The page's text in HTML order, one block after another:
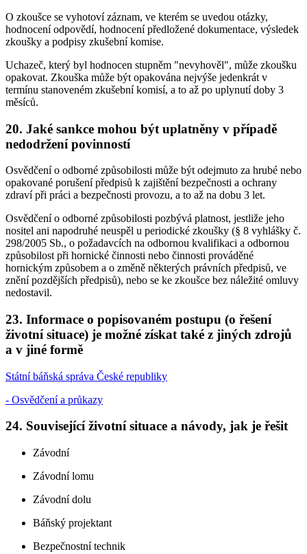
O zkoušce se vyhotoví záznam, ve kterém se uvedou otázky,
hodnocení odpovědí, hodnocení předložené dokumentace, výsledek
zkoušky a podpisy zkušební komise.
Uchazeč, který byl hodnocen stupněm "nevyhověl", může zkoušku
opakovat. Zkouška může být opakována nejvýše jedenkrát v
termínu stanoveném zkušební komisí, a to až po uplynutí doby 3
měsíců.
20. Jaké sankce mohou být uplatněny v případě
nedodržení povinností
Osvědčení o odborné způsobilosti může být odejmuto za hrubé nebo
opakované porušení předpisů k zajištění bezpečnosti a ochrany
zdraví při práci a bezpečnosti provozu, a to až na dobu 3 let.
Osvědčení o odborné způsobilosti pozbývá platnost, jestliže jeho
nositel ani napodruhé neuspěl u periodické zkoušky (§ 8 vyhlášky č.
298/2005 Sb., o požadavcích na odbornou kvalifikaci a odbornou
způsobilost při hornické činnosti nebo činnosti prováděné
hornickým způsobem a o změně některých právních předpisů, ve
znění pozdějších předpisů), nebo se ke zkoušce bez náležité omluvy
nedostavil.
23. Informace o popisovaném postupu (o řešení
životní situace) je možné získat také z jiných zdrojů
a v jiné formě
Státní báňská správa České republiky
- Osvědčení a průkazy
24. Související životní situace a návody, jak je řešit
Závodní
Závodní lomu
Závodní dolu
Báňský projektant
Bezpečnostní technik